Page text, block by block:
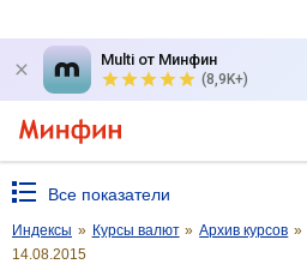
Multi от Минфин
(8,9K+)
Все показатели
Индексы » Курсы валют » Архив курсов »
14.08.2015